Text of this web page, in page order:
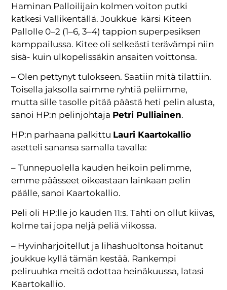
Haminan Palloilijain kolmen voiton putki
katkesi Vallikentällä. Joukkue kärsi Kiteen
Pallolle 0–2 (1–6, 3–4) tappion superpesiksen
kamppailussa. Kitee oli selkeästi terävämpi niin
sisä- kuin ulkopelissäkin ansaiten voittonsa.
– Olen pettynyt tulokseen. Saatiin mitä tilattiin.
Toisella jaksolla saimme ryhtiä peliimme,
mutta sille tasolle pitää päästä heti pelin alusta,
sanoi HP:n pelinjohtaja Petri Pulliainen.
HP:n parhaana palkittu Lauri Kaartokallio
asetteli sanansa samalla tavalla:
– Tunnepuolella kauden heikoin pelimme,
emme päässeet oikeastaan lainkaan pelin
päälle, sanoi Kaartokallio.
Peli oli HP:lle jo kauden 11:s. Tahti on ollut kiivas,
kolme tai jopa neljä peliä viikossa.
– Hyvinharjoitellut ja lihashuoltonsa hoitanut
joukkue kyllä tämän kestää. Rankempi
peliruuhka meitä odottaa heinäkuussa, latasi
Kaartokallio.